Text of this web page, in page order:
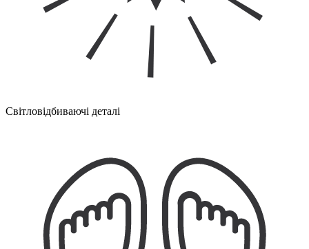
Світловідбиваючі деталі